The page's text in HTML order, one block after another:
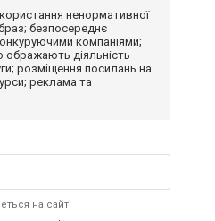
ненормативної
безпосереднє
компаніями;
ображають діяльність
розміщення посилань на
реклама та
на сайті